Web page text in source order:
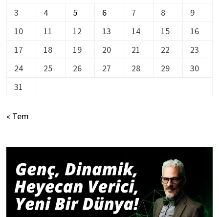
3
4 5 6 7 8
9
10
11 12 13 14 15
16
17
18 19 20 21 22
23
24
25 26 27 28 29
30
31
« Tem